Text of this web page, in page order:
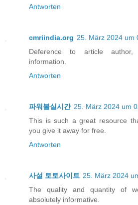
Antworten
cmriindia.org 25. März 2024 um
Deference to article
information.
Antworten
파워볼실시간 25. März 2024 um
This is such a great resource
you give it away for free.
Antworten
사설 토토사이트 25. März 2024
The quality and quantity of
absolutely informative.